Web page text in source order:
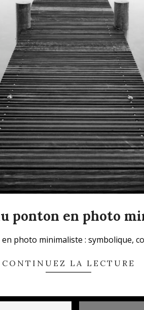
ponton en photo
photo minimaliste : symbolique,
CONTINUEZ LA LECTURE